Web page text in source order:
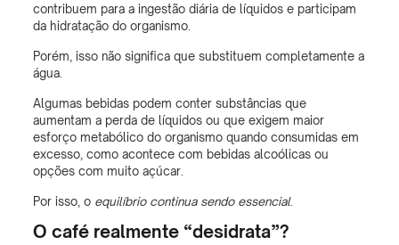
contribuem para a ingestão diária de líquidos e participam
da hidratação do organismo.
Porém, isso não significa que substituem completamente a
água.
Algumas bebidas podem conter substâncias que
aumentam a perda de líquidos ou que exigem maior
esforço metabólico do organismo quando consumidas em
excesso, como acontece com bebidas alcoólicas ou
opções com muito açúcar.
Por isso, o equilíbrio continua sendo essencial.
O café realmente “desidrata”?